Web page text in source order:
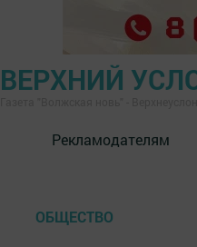
ВЕРХНИЙ
Рекламодателям
ОБЩЕСТВО